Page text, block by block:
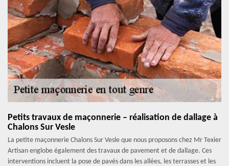
Petits travaux de maçonnerie – réalisation de dallage à
Chalons Sur Vesle
La petite maçonnerie Chalons Sur Vesle que nous proposons chez Mr Texier
Artisan englobe également des travaux de pavement et de dallage. Ces
interventions incluent la pose de pavés dans les allées, les terrasses et les